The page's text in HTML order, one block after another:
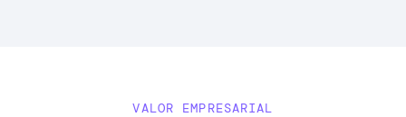
VALOR EMPRESARIAL